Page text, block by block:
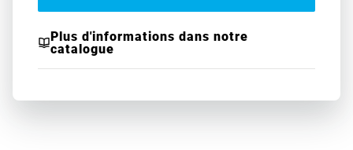
Plus d'informations dans notre
catalogue